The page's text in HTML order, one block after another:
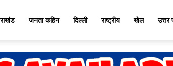
जनता कहिन दिल्ली राष्ट्रीय खेल उत्तर